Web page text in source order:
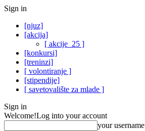
Sign in
[njuz]
[akcija]
[ akcije_25 ]
[konkursi]
[treninzi]
[ volontiranje ]
[stipendije]
[ savetovalište za mlade ]
Sign in
Welcome!Log into your account
your username